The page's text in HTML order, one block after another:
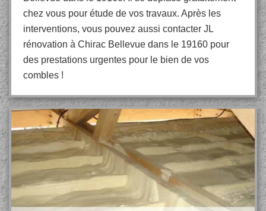
chez vous pour étude de vos travaux. Après les
interventions, vous pouvez aussi contacter JL
rénovation à Chirac Bellevue dans le 19160 pour
des prestations urgentes pour le bien de vos
combles !